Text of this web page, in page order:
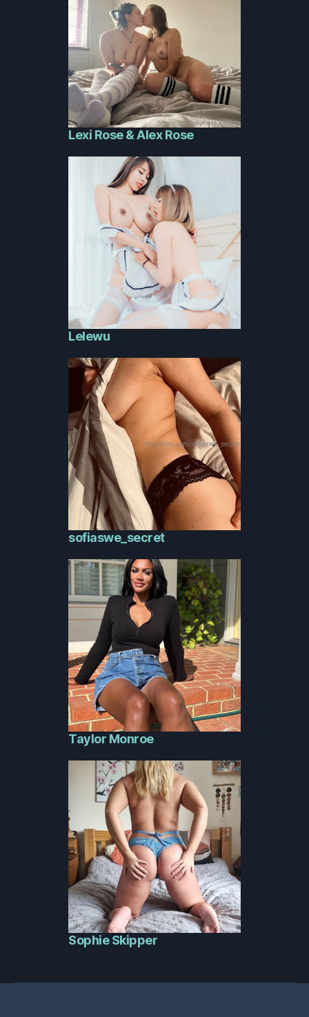
Lexi Rose & Alex Rose
Lelewu
sofiaswe_secret
Taylor Monroe
Sophie Skipper